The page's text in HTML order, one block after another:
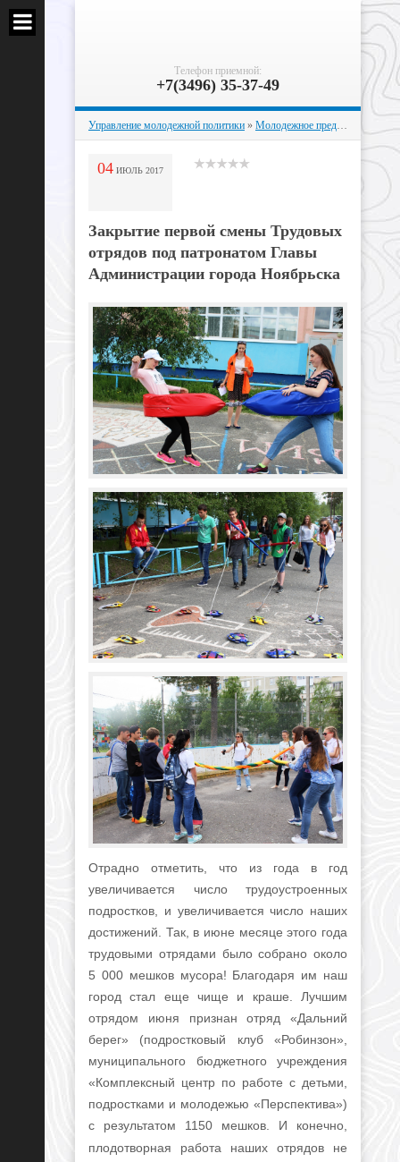
Телефон приемной:
+7(3496) 35-37-49
Управление молодежной политики » Молодежное предпринимательство и профориентация
04 ИЮЛЬ 2017
Закрытие первой смены Трудовых
отрядов под патронатом Главы
Администрации города Ноябрьска
Отрадно отметить, что из года в год
увеличивается число трудоустроенных
подростков, и увеличивается число наших
достижений. Так, в июне месяце этого года
трудовыми отрядами было собрано около
5 000 мешков мусора! Благодаря им наш
город стал еще чище и краше. Лучшим
отрядом июня признан отряд «Дальний
берег» (подростковый клуб «Робинзон»,
муниципального бюджетного учреждения
«Комплексный центр по работе с детьми,
подростками и молодежью «Перспектива»)
с результатом 1150 мешков. И конечно,
плодотворная работа наших отрядов не